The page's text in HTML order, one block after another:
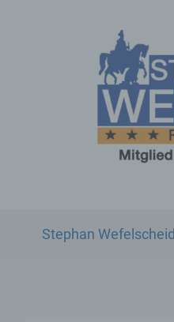
Stephan Wefelscheid